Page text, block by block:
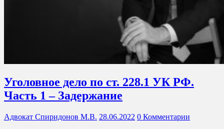
Уголовное дело по ст. 228.1 УК РФ.
Часть 1 – Задержание
Адвокат Спиридонов М.В. 28.06.2022 0 Комментарии